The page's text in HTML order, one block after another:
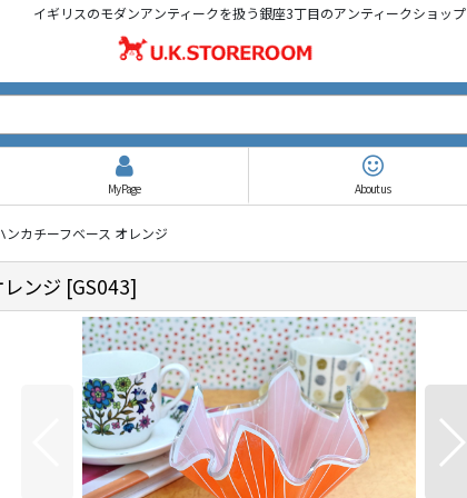
イギリスのモダンアンティークを扱う銀座3丁目のアンティークショップ
My Page About us
カチーフベース オレンジ
ンジ [GS043]